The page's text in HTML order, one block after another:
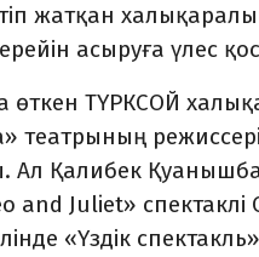
жатқан
асыруға үлес
өткен ТҮРКСОЙ
театрының
Қалибек
Juliet» спектаклі
«Үздік